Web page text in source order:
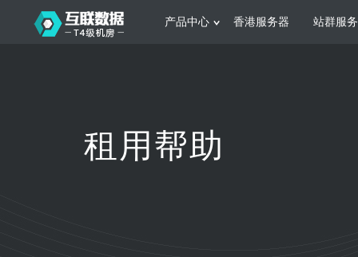
产品中心
日本服务器 新加坡服务器
香港服务器 站群服
根据不同规模的网站提供可定制化的架
构和 一站式协助租用帮助